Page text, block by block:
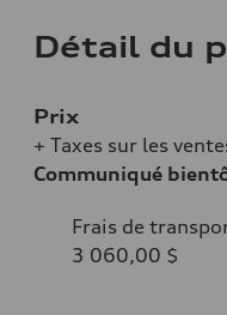
Détail du
Prix
+ Taxes sur les
Communiqué
Frais de
3 060,00 $